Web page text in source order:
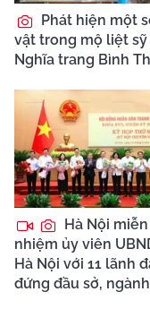
Phát hiện một
vật trong mộ liệt sỹ
Nghĩa trang Bình
Hà Nội miễn
nhiệm ủy viên
Hà Nội với 11 lãnh
đứng đầu sở, ngành